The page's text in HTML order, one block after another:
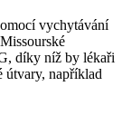
vychytávání
díky níž by lékaři
útvary, například